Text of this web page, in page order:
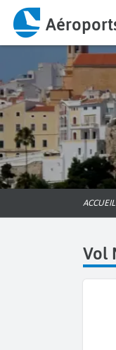
ACCUEIL
Vol